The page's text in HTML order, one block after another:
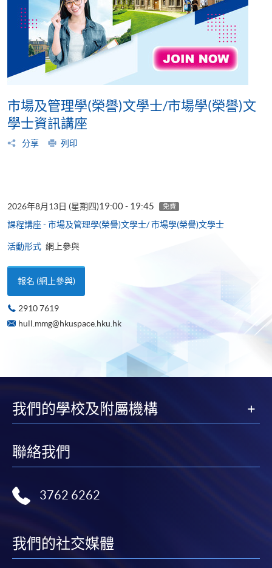
市場及管理學(榮譽)文學士/市場學(榮譽)文
學士資訊講座
分享 列印
2026年8月13日 (星期四)19:00 - 19:45 免費
課程講座 - 市場及管理學(榮譽)文學士/ 市場學(榮譽)文學士
活動形式 網上參與
報名 (網上參與)
2910 7619
hull.mmg@hkuspace.hku.hk
我們的學校及附屬機構
聯絡我們
3762 6262
我們的社交媒體